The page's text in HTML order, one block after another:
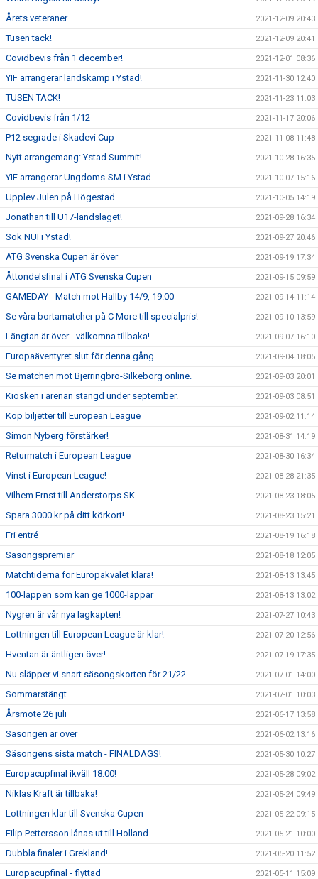
Årets veteraner 2021-12-09 20:43
Tusen tack! 2021-12-09 20:41
Covidbevis från 1 december! 2021-12-01 08:36
YIF arrangerar landskamp i Ystad! 2021-11-30 12:40
TUSEN TACK! 2021-11-23 11:03
Covidbevis från 1/12 2021-11-17 20:06
P12 segrade i Skadevi Cup 2021-11-08 11:48
Nytt arrangemang: Ystad Summit! 2021-10-28 16:35
YIF arrangerar Ungdoms-SM i Ystad 2021-10-07 15:16
Upplev Julen på Högestad 2021-10-05 14:19
Jonathan till U17-landslaget! 2021-09-28 16:34
Sök NUI i Ystad! 2021-09-27 20:46
ATG Svenska Cupen är över 2021-09-19 17:34
Åttondelsfinal i ATG Svenska Cupen 2021-09-15 09:59
GAMEDAY - Match mot Hallby 14/9, 19.00 2021-09-14 11:14
Se våra bortamatcher på C More till specialpris! 2021-09-10 13:59
Längtan är över - välkomna tillbaka! 2021-09-07 16:10
Europaäventyret slut för denna gång. 2021-09-04 18:05
Se matchen mot Bjerringbro-Silkeborg online. 2021-09-03 20:01
Kiosken i arenan stängd under september. 2021-09-03 08:51
Köp biljetter till European League 2021-09-02 11:14
Simon Nyberg förstärker! 2021-08-31 14:19
Returmatch i European League 2021-08-30 16:34
Vinst i European League! 2021-08-28 21:35
Vilhem Ernst till Anderstorps SK 2021-08-23 18:05
Spara 3000 kr på ditt körkort! 2021-08-23 15:21
Fri entré 2021-08-19 16:18
Säsongspremiär 2021-08-18 12:05
Matchtiderna för Europakvalet klara! 2021-08-13 13:45
100-lappen som kan ge 1000-lappar 2021-08-13 13:02
Nygren är vår nya lagkapten! 2021-07-27 10:43
Lottningen till European League är klar! 2021-07-20 12:56
Hventan är äntligen över! 2021-07-19 17:35
Nu släpper vi snart säsongskorten för 21/22 2021-07-01 14:00
Sommarstängt 2021-07-01 10:03
Årsmöte 26 juli 2021-06-17 13:58
Säsongen är över 2021-06-02 13:16
Säsongens sista match - FINALDAGS! 2021-05-30 10:27
Europacupfinal ikväll 18:00! 2021-05-28 09:02
Niklas Kraft är tillbaka! 2021-05-24 09:49
Lottningen klar till Svenska Cupen 2021-05-22 09:15
Filip Pettersson lånas ut till Holland 2021-05-21 10:00
Dubbla finaler i Grekland! 2021-05-20 11:52
Europacupfinal - flyttad 2021-05-11 15:09